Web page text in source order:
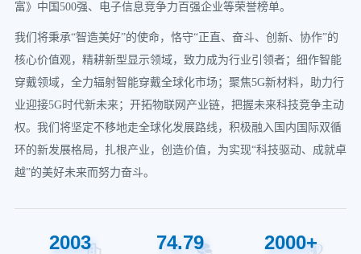
富》中国500强、电子信息竞争力百强企业等荣誉榜单。
我们将秉承“智造美好”的使命，恪守“正直、奋斗、创新、协作”的
核心价值观，精耕新型显示领域，致力成为行业引领者；细作智能
穿戴领域，全力辐射智能穿戴全球化市场；聚焦5G新材料，助力行
业迎接5G时代新未来；开拓物联网产业链，把握未来科技竞争主动
权。我们将坚定不移地走全球化发展路线，积极融入国内国际双循
环的新发展格局，扎根产业，创造价值，为实现“科技驱动、成就卓
越”的美好未来而努力奋斗。
2003 74.79 2000+